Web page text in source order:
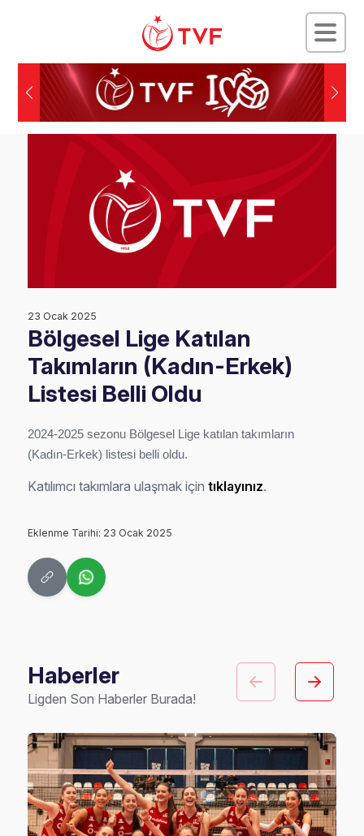
23 Ocak 2025
Bölgesel Lige Katılan
Takımların (Kadın-Erkek)
Listesi Belli Oldu
2024-2025 sezonu Bölgesel Lige katılan takımların
(Kadın-Erkek) listesi belli oldu.
Katılımcı takımlara ulaşmak içintıklayınız.
Eklenme Tarihi: 23 Ocak 2025
Haberler
Ligden Son Haberler Burada!